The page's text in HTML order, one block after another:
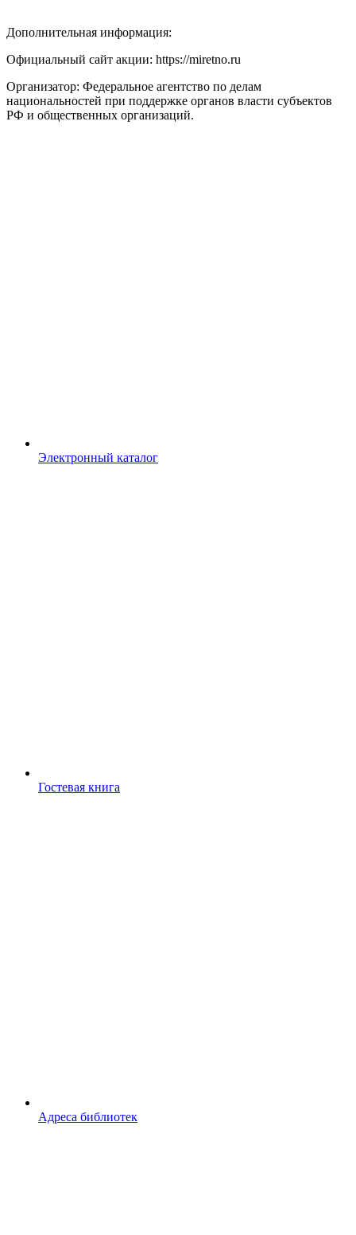
Дополнительная информация:
Официальный сайт акции: https://miretno.ru
Организатор: Федеральное агентство по делам
национальностей при поддержке органов власти субъектов
РФ и общественных организаций.
Электронный каталог
Гостевая книга
Адреса библиотек